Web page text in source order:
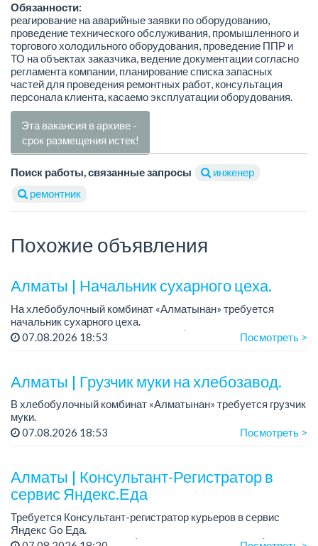
Обязанности:
реагирование на аварийные заявки по оборудованию,
проведение технического обслуживания, промышленного и
торгового холодильного оборудования, проведение ППР и
ТО на объектах заказчика, ведение документации согласно
регламента компании, планирование списка запасных
частей для проведения ремонтных работ, консультация
персонала клиента, касаемо эксплуатации оборудования.
Эта вакансия в архиве -
срок размещения истек!
Поиск работы, связанные запросы
инженер
ремонтник
Похожие объявления
Алматы | Начальник сухарного цеха.
На хлебобулочный комбинат «Алматынан» требуется
начальник сухарного цеха.
Зарплата: от 300 000 тенге на руки (обсуждается на
Требования: оп...
07.08.2026 18:53 Посмотреть >
Алматы | Грузчик муки на хлебозавод.
В хлебобулочный комбинат «Алматынан» требуется грузчик
муки.
График работы: 5/2, с 09.00 до 18.00.
07.08.2026 18:53 Посмотреть >
Алматы | Консультант-Регистратор в
сервис Яндекс.Еда
Требуется Консультант-регистратор курьеров в сервис
Яндекс Go Еда.
Условия: работа в офисе (Абылай хана - Макатаева).